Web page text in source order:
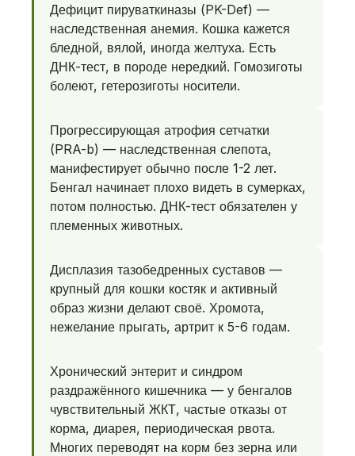
Дефицит пируваткиназы (PK-Def) —
наследственная анемия. Кошка кажется
бледной, вялой, иногда желтуха. Есть
ДНК-тест, в породе нередкий. Гомозиготы
болеют, гетерозиготы носители.
Прогрессирующая атрофия сетчатки
(PRA-b) — наследственная слепота,
манифестирует обычно после 1-2 лет.
Бенгал начинает плохо видеть в сумерках,
потом полностью. ДНК-тест обязателен у
племенных животных.
Дисплазия тазобедренных суставов —
крупный для кошки костяк и активный
образ жизни делают своё. Хромота,
нежелание прыгать, артрит к 5-6 годам.
Хронический энтерит и синдром
раздражённого кишечника — у бенгалов
чувствительный ЖКТ, частые отказы от
корма, диарея, периодическая рвота.
Многих переводят на корм без зерна или